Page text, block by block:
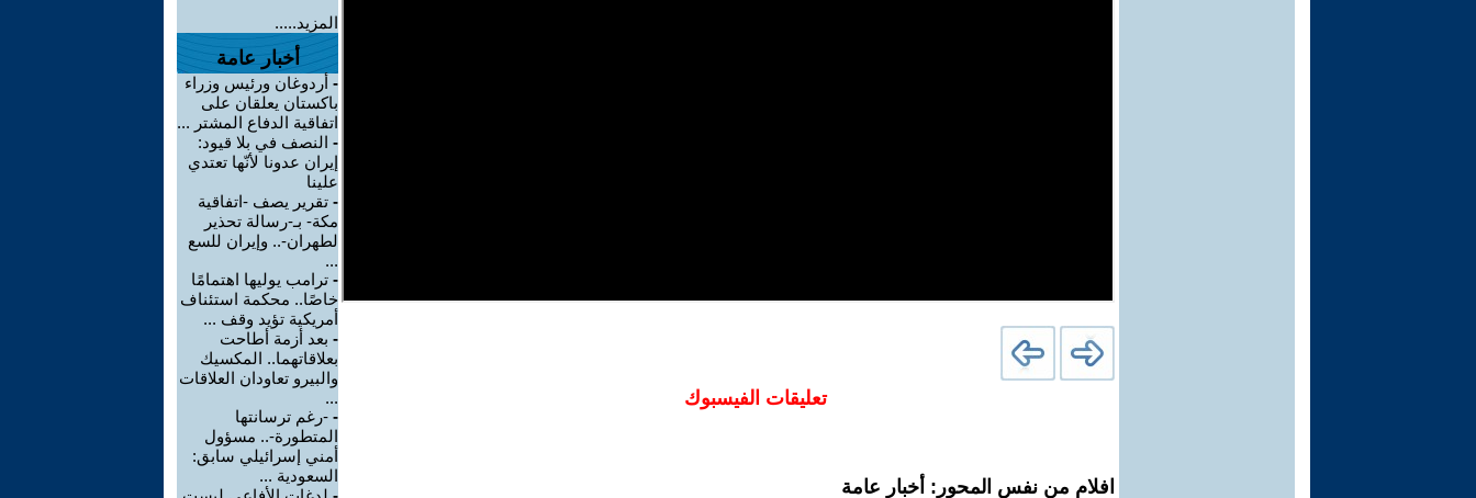
تعليقات الفيسبوك
افلام من نفس المحور: أخبار عامة
المزيد.....
أخبار عامة
- أردوغان ورئيس وزراء
باكستان يعلقان على
اتفاقية الدفاع المشتر ...
- النصف في بلا قيود:
إيران عدونا لأنّها تعتدي
علينا
- تقرير يصف -اتفاقية
مكة- بـ-رسالة تحذير
لطهران-.. وإيران للسع
...
- ترامب يوليها اهتمامًا
خاصًا.. محكمة استئناف
أمريكية تؤيد وقف ...
- بعد أزمة أطاحت
بعلاقاتهما.. المكسيك
والبيرو تعاودان العلاقات
...
- -رغم ترسانتها
المتطورة-.. مسؤول
أمني إسرائيلي سابق:
السعودية ...